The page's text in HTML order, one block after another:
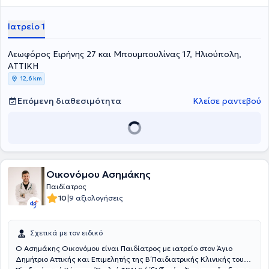
Καποδιστριακού Πανεπιστημίου Αθηνών του Πανεπιστημιακού
Γενικού Νοσοκομείου "Αττικόν". Τέλος, πραγματοποίησε υπηρεσία
Σύρου "Βαρδάκειο και Πρώιο" και παρακολουθεί πλήθος
συνεδρίων στην Ελλάδα και το εξωτερικό, στα πλαίσια της
συνεχούς κατάρτισης.
Ιατρείο 1
Λεωφόρος Ειρήνης 27 και Μπουμπουλίνας 17, Ηλιούπολη,
ΑΤΤΙΚΗ
12,6 km
Επόμενη διαθεσιμότητα Κλείσε ραντεβού
Οικονόμου Ασημάκης
Παιδίατρος
10|9 αξιολογήσεις
Σχετικά με τον ειδικό
Ο Ασημάκης Οικονόμου είναι Παιδίατρος με ιατρείο στον Άγιο
Δημήτριο Αττικής και Επιμελητής της Β΄ Παιδιατρικής Κλινικής του